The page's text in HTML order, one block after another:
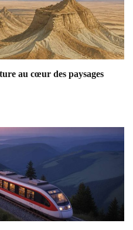
au cœur des paysages